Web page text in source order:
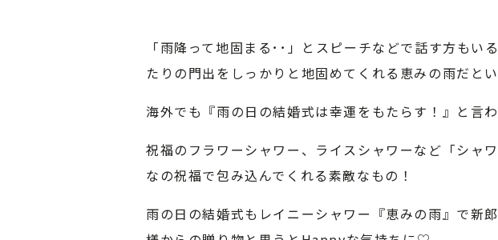
「雨降って地固まる･･」とスピーチなどで話す方もい
たりの門出をしっかりと地固めてくれる恵みの雨だと
海外でも『雨の日の結婚式は幸運をもたらす！』と言
祝福のフラワーシャワー、ライスシャワーなど「シャ
なの祝福で包み込んでくれる素敵なもの！
雨の日の結婚式もレイニーシャワー『恵みの雨』で新